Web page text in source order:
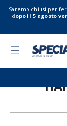
Saremo chiusi per
dopo il 5 agosto
Toggle